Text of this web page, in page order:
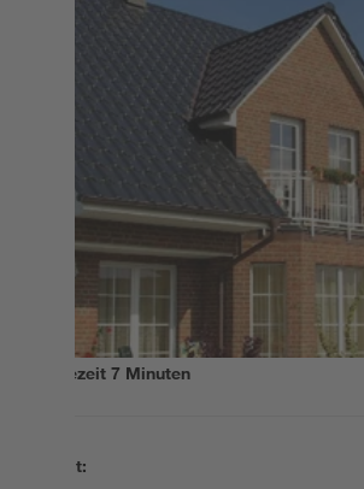
Lesezeit7 Minuten
Inhalt: